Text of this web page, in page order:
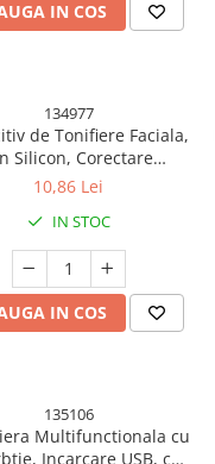
IN COS
134977
de Tonifiere Faciala,
Silicon, Corectare
Maxilar, Gri
10,86 Lei
IN STOC
IN COS
135106
Multifunctionala cu
Incarcare USB, cu